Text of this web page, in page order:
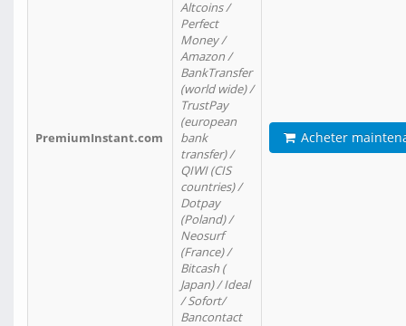
PremiumInstant.com
Altcoins /
Perfect
Money /
Amazon /
BankTransfer
(world wide) /
TrustPay
(european
bank
transfer) /
QIWI (CIS
countries) /
Dotpay
(Poland) /
Neosurf
(France) /
Bitcash (
Japan) / Ideal
/ Sofort/
Bancontact
Acheter